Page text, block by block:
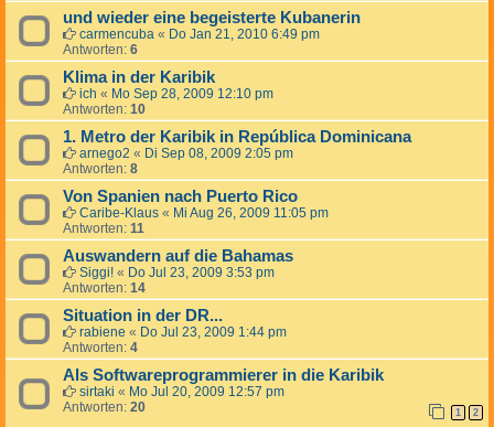
und wieder eine begeisterte Kubanerin
carmencuba « Do Jan 21, 2010 6:49 pm
Antworten: 6
Klima in der Karibik
ich « Mo Sep 28, 2009 12:10 pm
Antworten: 10
1. Metro der Karibik in República Dominicana
arnego2 « Di Sep 08, 2009 2:05 pm
Antworten: 8
Von Spanien nach Puerto Rico
Caribe-Klaus « Mi Aug 26, 2009 11:05 pm
Antworten: 11
Auswandern auf die Bahamas
Siggi! « Do Jul 23, 2009 3:53 pm
Antworten: 14
Situation in der DR...
rabiene « Do Jul 23, 2009 1:44 pm
Antworten: 4
Als Softwareprogrammierer in die Karibik
sirtaki « Mo Jul 20, 2009 12:57 pm
Antworten: 20 1 2